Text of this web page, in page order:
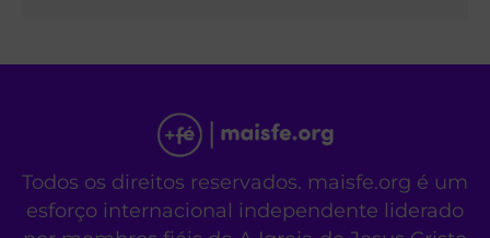
Todos os direitos reservados. maisfe.org é um
esforço internacional independente liderado